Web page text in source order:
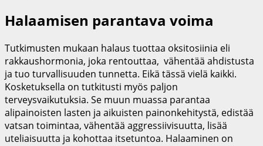
Halaamisen parantava voima
Tutkimusten mukaan halaus tuottaa oksitosiinia eli
rakkaushormonia, joka rentouttaa, vähentää ahdistusta
ja tuo turvallisuuden tunnetta. Eikä tässä vielä kaikki.
Kosketuksella on tutkitusti myös paljon
terveysvaikutuksia. Se muun muassa parantaa
alipainoisten lasten ja aikuisten painonkehitystä, edistää
vatsan toimintaa, vähentää aggressiivisuutta, lisää
uteliaisuutta ja kohottaa itsetuntoa. Halaaminen on